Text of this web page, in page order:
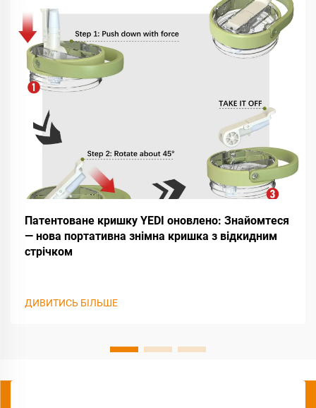
Патентоване кришку YEDI оновлено: Знайомтеся
— нова портативна знімна кришка з відкидним
стрічком
ДИВИТИСЬ БІЛЬШЕ